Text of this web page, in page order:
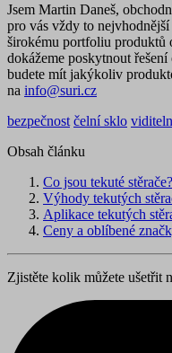
Jsem Martin Daneš,
pro vás vždy to
širokému portfoliu produktů
dokážeme poskytnout
budete mít jakýkoliv
na info@suri.cz
bezpečnost čelní sklo
Obsah článku
Co jsou tekuté stěrače?
Výhody tekutých
Aplikace tekutých
Ceny a oblíbené
Zjistěte kolik můžete ušetřit